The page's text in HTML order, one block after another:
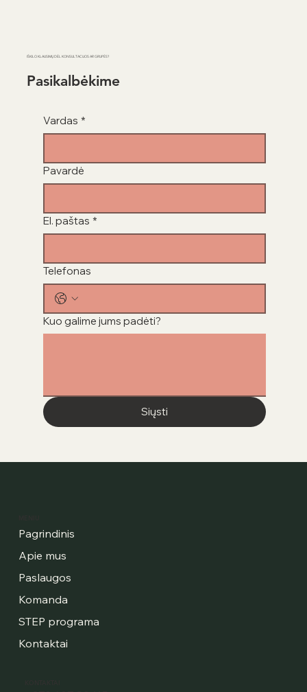
Vardas *
Pavardė
El. paštas *
Telefonas
Kuo galime jums padėti?
Siųsti
Pasikalbėkime
IŠKILO KLAUSIMŲ DĖL KONSULTACIJOS AR GRUPĖS?
Pagrindinis
Apie mus
Paslaugos
Komanda
STEP programa
Kontaktai